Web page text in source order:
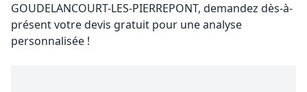
GOUDELANCOURT-LES-PIERREPONT, demandez dès-à-
présent votre devis gratuit pour une analyse
personnalisée !